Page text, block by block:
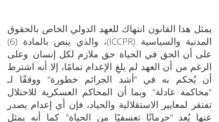
يمثل هذا القانون انتهاك للعهد الدولي الخاص بالحقوق
المدنية والسياسية (ICCPR)، والذي ينص بالمادة (6)
على أن الحق في الحياة حق ملازم لكل إنسان. وعلى
الرغم من أن العهد لم يلغِ الإعدام تمامًا، إلا أنه اشترط
أن يُحكم به في "أشد الجرائم خطورة" ووفقًا لـ
"محاكمة عادلة". وبما أن المحاكم العسكرية للاحتلال
تفتقر لمعايير الاستقلالية والحياد، فإن أي إعدام يصدر
عنها يُعد "حرمانًا تعسفيًا من الحياة". كما أنه يمثل